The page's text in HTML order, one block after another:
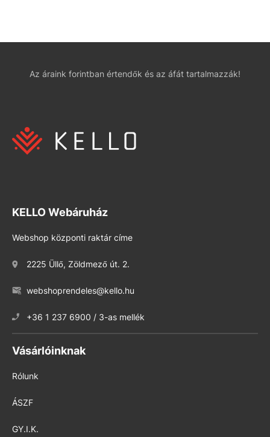
Az áraink forintban értendők és az áfát tartalmazzák!
KELLO Webáruház
Webshop központi raktár címe
2225 Üllő, Zöldmező út. 2.
webshoprendeles@kello.hu
+36 1 237 6900 / 3-as mellék
Vásárlóinknak
Rólunk
ÁSZF
GY.I.K.